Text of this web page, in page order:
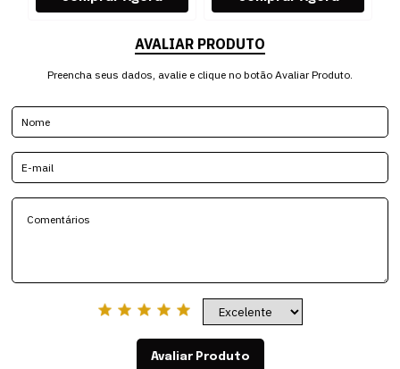
AVALIAR PRODUTO
Preencha seus dados, avalie e clique no botão Avaliar Produto.
Avaliar Produto